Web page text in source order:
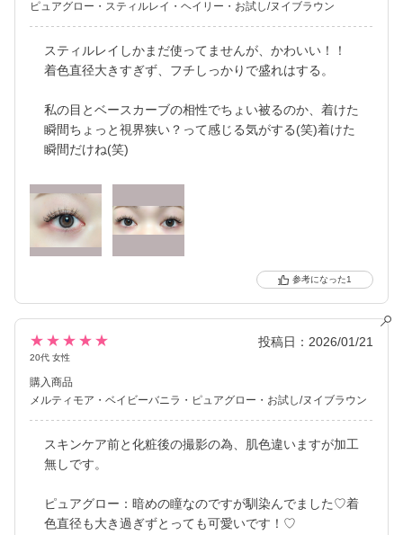
ピュアグロー
スティルレイ ヘイリー お試し/ヌイブラウン
スティルレイしかまだ使ってませんが、かわいい！！
着色直径大きすぎず、フチしっかりで盛れはする。
私の目とベースカーブの相性でちょい被るのか、着けた
瞬間ちょっと視界狭い？って感じる気がする(笑)着けた
瞬間だけね(笑)
1
★★★★★
20代 女性
投稿日：2026/01/21
購入商品
メルティモア
ベイビーバニラ ピュアグロー お試し/ヌイブラウン
スキンケア前と化粧後の撮影の為、肌色違いますが加工
無しです。
ピュアグロー：暗めの瞳なのですが馴染んでました♡着
色直径も大き過ぎずとっても可愛いです！♡